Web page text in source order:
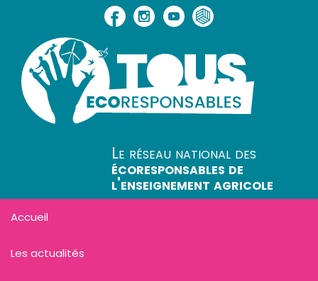
Le réseau national des
écoresponsables de
l'enseignement agricole
Accueil
Les actualités